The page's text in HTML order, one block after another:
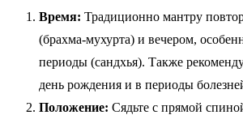
Время: Традиционно мантру
(брахма-мухурта) и вечером,
периоды (сандхья). Также
день рождения и в периоды
Положение: Сядьте с прямой